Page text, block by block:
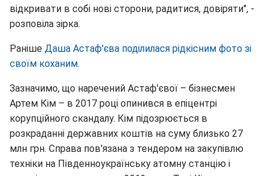
відкривати в собі нові сторони, радитися, довіряти", -
розповіла зірка.
Раніше Даша Астаф'єва поділилася рідкісним фото зі
своїм коханим.
Зазначимо, що наречений Астаф'євої – бізнесмен
Артем Кім – в 2017 році опинився в епіцентрі
корупційного скандалу. Кім підозрюється в
розкраданні державних коштів на суму близько 27
млн грн. Справа пов'язана з тендером на закупівлю
техніки на Південноукраїнську атомну станцію і